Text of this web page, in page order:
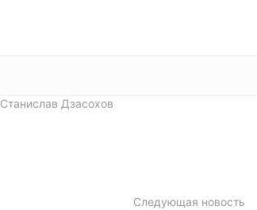
Станислав Дзасохов
Следующая новость